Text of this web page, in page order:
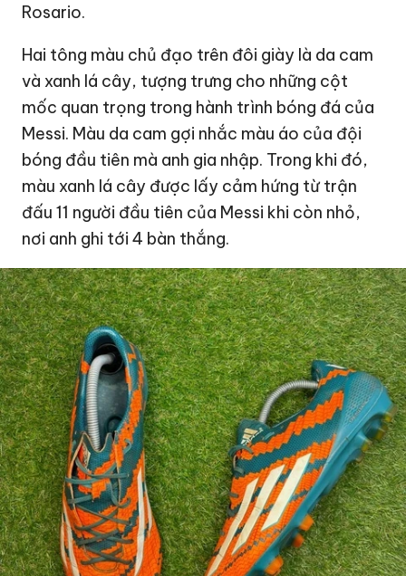
Rosario.
Hai tông màu chủ đạo trên đôi giày là da cam
và xanh lá cây, tượng trưng cho những cột
mốc quan trọng trong hành trình bóng đá của
Messi. Màu da cam gợi nhắc màu áo của đội
bóng đầu tiên mà anh gia nhập. Trong khi đó,
màu xanh lá cây được lấy cảm hứng từ trận
đấu 11 người đầu tiên của Messi khi còn nhỏ,
nơi anh ghi tới 4 bàn thắng.